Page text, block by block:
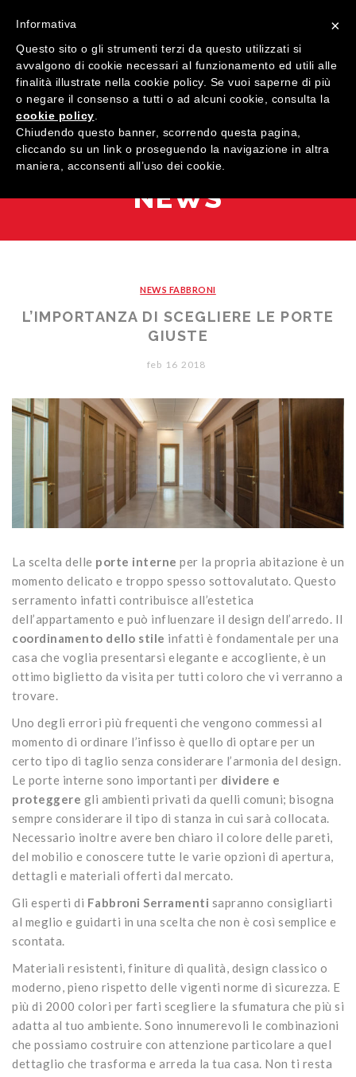
MENU
HOME
QUALITÀ
PVC
Porte moderne
Studio Baciocchi
Blindati
Massello
Sistemi oscuranti
Persiane in legno
Sportelloni in legno
Zanzariere
NEWS
NEWS FABBRONI
L’IMPORTANZA DI SCEGLIERE LE PORTE
GIUSTE
feb 16 2018
La scelta delle porte interne per la propria abitazione è un
momento delicato e troppo spesso sottovalutato. Questo
serramento infatti contribuisce all’estetica
dell’appartamento e può influenzare il design dell’arredo. Il
coordinamento dello stile infatti è fondamentale per una
casa che voglia presentarsi elegante e accogliente, è un
ottimo biglietto da visita per tutti coloro che vi verranno a
trovare.
Uno degli errori più frequenti che vengono commessi al
momento di ordinare l’infisso è quello di optare per un
certo tipo di taglio senza considerare l’armonia del design.
Le porte interne sono importanti per dividere e
proteggere gli ambienti privati da quelli comuni; bisogna
sempre considerare il tipo di stanza in cui sarà collocata.
Necessario inoltre avere ben chiaro il colore delle pareti,
del mobilio e conoscere tutte le varie opzioni di apertura,
dettagli e materiali offerti dal mercato.
Gli esperti di Fabbroni Serramenti sapranno consigliarti
al meglio e guidarti in una scelta che non è così semplice e
scontata.
Materiali resistenti, finiture di qualità, design classico o
moderno, pieno rispetto delle vigenti norme di sicurezza. E
più di 2000 colori per farti scegliere la sfumatura che più si
adatta al tuo ambiente. Sono innumerevoli le combinazioni
che possiamo costruire con attenzione particolare a quel
dettaglio che trasforma e arreda la tua casa. Non ti resta
×
Informativa
Questo sito o gli strumenti terzi da questo utilizzati si
avvalgono di cookie necessari al funzionamento ed utili alle
finalità illustrate nella cookie policy. Se vuoi saperne di più
o negare il consenso a tutti o ad alcuni cookie, consulta la
cookie policy
Chiudendo questo banner, scorrendo questa pagina,
cliccando su un link o proseguendo la navigazione in altra
maniera, acconsenti all’uso dei cookie.